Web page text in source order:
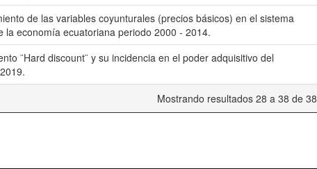
de las variables coyunturales (precios básicos) en el sistema
la economía ecuatoriana periodo 2000 - 2014.
¨Hard discount¨ y su incidencia en el poder adquisitivo del
Mostrando resultados 28 a 38 de 38